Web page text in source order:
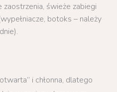
świeże zabiegi
botoks – należy
i chłonna, dlatego